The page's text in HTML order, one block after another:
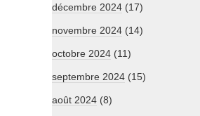
décembre 2024 (17)
novembre 2024 (14)
octobre 2024 (11)
septembre 2024 (15)
août 2024 (8)